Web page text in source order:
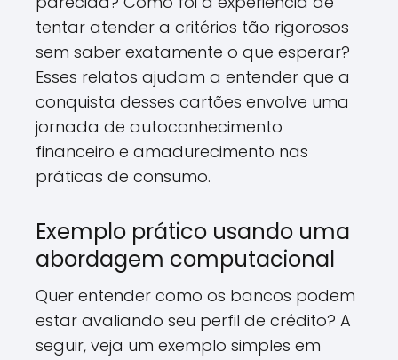
tentar atender a critérios tão rigorosos
sem saber exatamente o que esperar?
Esses relatos ajudam a entender que a
conquista desses cartões envolve uma
jornada de autoconhecimento
financeiro e amadurecimento nas
práticas de consumo.
Exemplo prático usando uma
abordagem computacional
Quer entender como os bancos podem
estar avaliando seu perfil de crédito? A
seguir, veja um exemplo simples em